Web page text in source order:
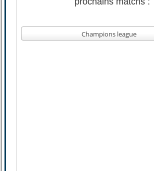
Champions league